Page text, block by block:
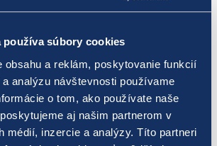
používa súbory cookies
obsahu a reklám, poskytovanie funkcií
analýzu návštevnosti používame
o tom, ako používate naše
aj našim partnerom v
médií, inzercie a analýzy. Títo partneri
vďaka svojej minimálnej, poleurovej
uzatvorenou na predajnom mieste
kraji a potešila ho výhra 44 599,78 eura.
medzi číselné lotérie s malým základným
Hodnota jedného tipu je len 0,50